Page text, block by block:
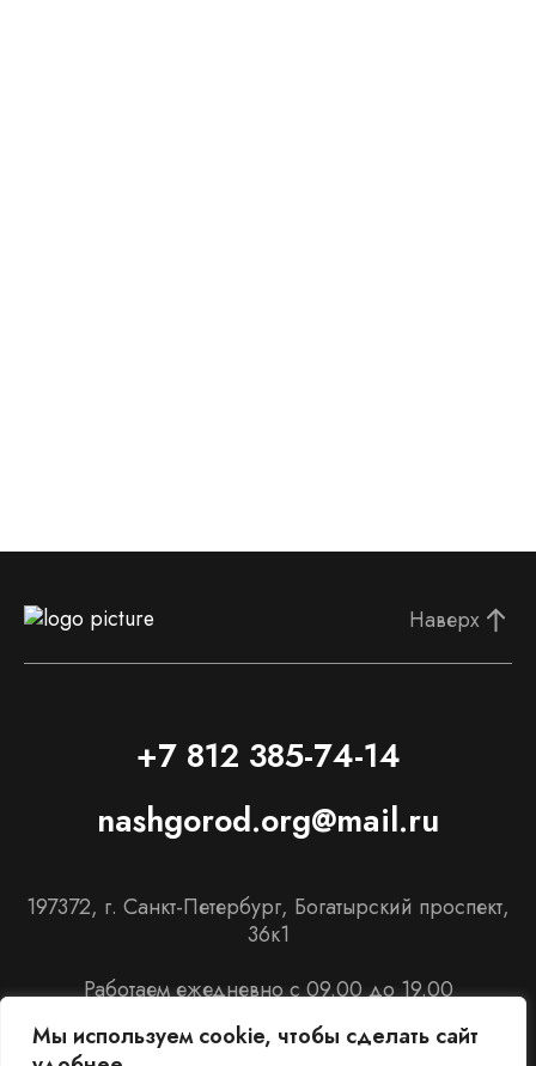
Мы используем cookie, чтобы сделать сайт
Наверх
+7 812 385-74-14
nashgorod.org@mail.ru
197372, г. Санкт-Петербург, Богатырский проспект,
36к1
Работаем ежедневно с 09.00 до 19.00